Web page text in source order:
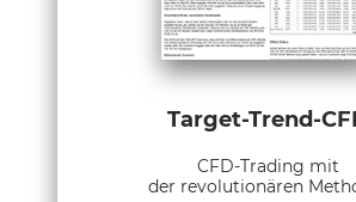
Target-Trend-
CFD-Trading mit
der revolutionären